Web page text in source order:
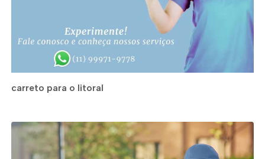
carreto para o litoral